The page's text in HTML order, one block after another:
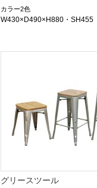
カラー2色
W430×D490×H880・SH455
グリースツール